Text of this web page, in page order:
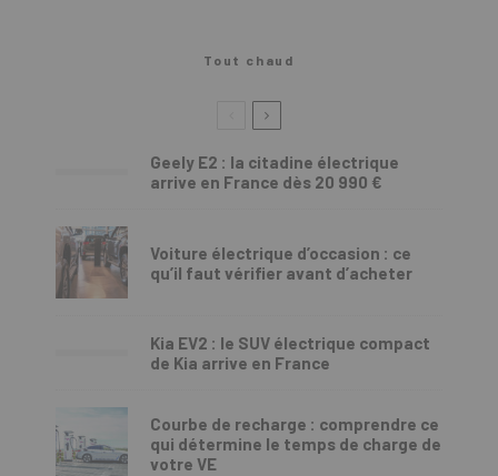
Tout chaud
Geely E2 : la citadine électrique
arrive en France dès 20 990 €
Voiture électrique d’occasion : ce
qu’il faut vérifier avant d’acheter
Kia EV2 : le SUV électrique compact
de Kia arrive en France
Courbe de recharge : comprendre ce
qui détermine le temps de charge de
votre VE